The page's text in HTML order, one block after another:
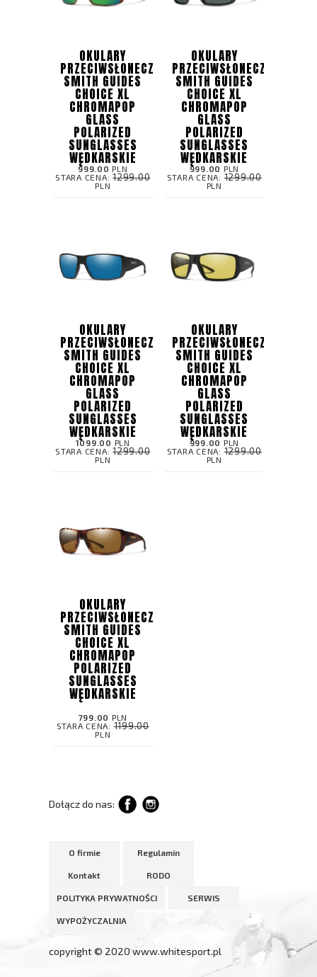
OKULARY
PRZECIWSŁONECZNE
SMITH GUIDES
CHOICE XL
CHROMAPOP
GLASS
POLARIZED
SUNGLASSES
WĘDKARSKIE
999.00 PLN
STARA CENA:1299.00
PLN
OKULARY
PRZECIWSŁONECZNE
SMITH GUIDES
CHOICE XL
CHROMAPOP
GLASS
POLARIZED
SUNGLASSES
WĘDKARSKIE
999.00 PLN
STARA CENA:1299.00
PLN
OKULARY
PRZECIWSŁONECZNE
SMITH GUIDES
CHOICE XL
CHROMAPOP
GLASS
POLARIZED
SUNGLASSES
WĘDKARSKIE
1099.00 PLN
STARA CENA:1299.00
PLN
OKULARY
PRZECIWSŁONECZNE
SMITH GUIDES
CHOICE XL
CHROMAPOP
GLASS
POLARIZED
SUNGLASSES
WĘDKARSKIE
999.00 PLN
STARA CENA:1299.00
PLN
OKULARY
PRZECIWSŁONECZNE
SMITH GUIDES
CHOICE XL
CHROMAPOP
POLARIZED
SUNGLASSES
WĘDKARSKIE
799.00 PLN
STARA CENA:1199.00
PLN
Dołącz do nas:
O firmie Regulamin
Kontakt RODO
POLITYKA PRYWATNOŚCI SERWIS
WYPOŻYCZALNIA
copyright © 2020 www.whitesport.pl